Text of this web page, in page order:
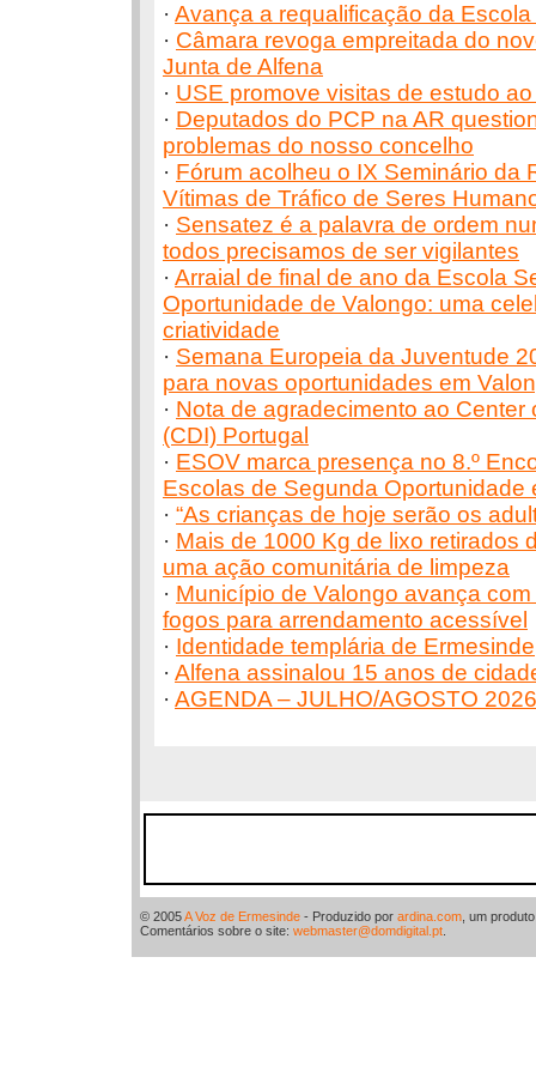
· Avança a requalificação da
· Câmara revoga empreitada do
Junta de Alfena
· USE promove visitas de estudo
· Deputados do PCP na AR
problemas do nosso concelho
· Fórum acolheu o IX Seminário da
Vítimas de Tráfico de Seres
· Sensatez é a palavra de ordem
todos precisamos de ser vigilantes
· Arraial de final de ano da Escola
Oportunidade de Valongo: uma
criatividade
· Semana Europeia da Juventude
para novas oportunidades em
· Nota de agradecimento ao Center
(CDI) Portugal
· ESOV marca presença no 8.º
Escolas de Segunda Oportunidade
· “As crianças de hoje serão os
· Mais de 1000 Kg de lixo retirados
uma ação comunitária de limpeza
· Município de Valongo avança
fogos para arrendamento acessível
· Identidade templária de Ermesinde
· Alfena assinalou 15 anos de
· AGENDA – JULHO/AGOSTO 2026
© 2005A Voz de Ermesinde - Produzido por ardina.com , um
Comentários sobre o site: webmaster@domdigital.pt